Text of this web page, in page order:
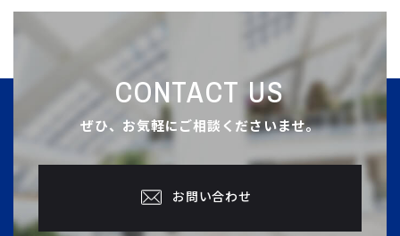
CONTACT US
ぜひ、お気軽にご相談くださいませ。
お問い合わせ